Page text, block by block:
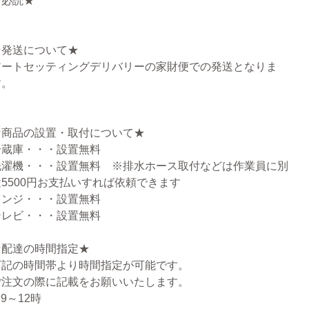
送について★
トセッティングデリバリーの家財便での発送となりま
品の設置・取付について★
庫・・・設置無料
機・・・設置無料 ※排水ホース取付などは作業員に別
円お支払いすれば依頼できます
ジ・・・設置無料
ビ・・・設置無料
達の時間指定★
の時間帯より時間指定が可能です。
文の際に記載をお願いいたします。
～12時